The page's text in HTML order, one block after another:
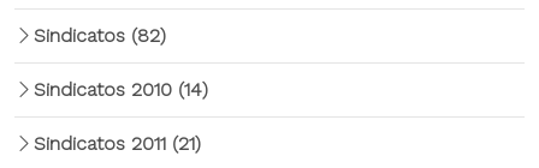
Sindicatos (82)
Sindicatos 2010 (14)
Sindicatos 2011 (21)